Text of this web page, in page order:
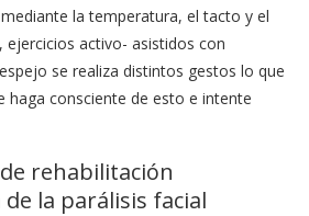
la temperatura, el tacto y el
activo- asistidos con
se realiza distintos gestos lo que
haga consciente de esto e intente
rehabilitación
la parálisis facial